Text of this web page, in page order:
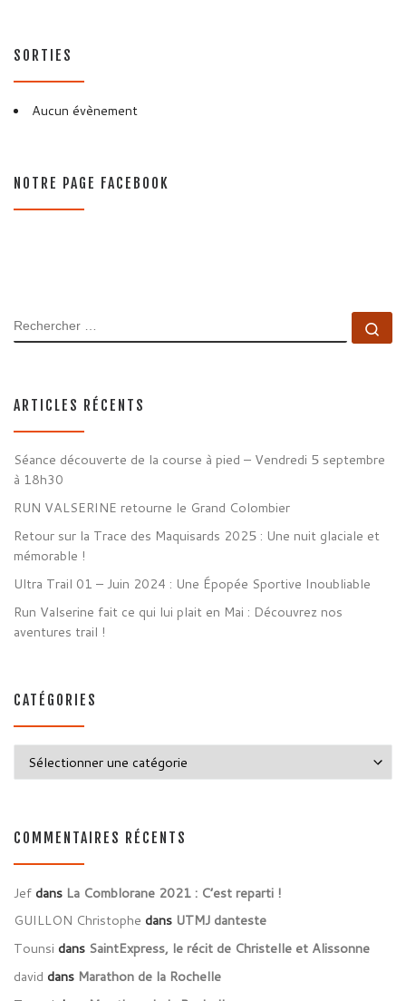
SORTIES
Aucun évènement
NOTRE PAGE FACEBOOK
RECHERCHER
ARTICLES RÉCENTS
Séance découverte de la course à pied – Vendredi 5 septembre
à 18h30
RUN VALSERINE retourne le Grand Colombier
Retour sur la Trace des Maquisards 2025 : Une nuit glaciale et
mémorable !
Ultra Trail 01 – Juin 2024 : Une Épopée Sportive Inoubliable
Run Valserine fait ce qui lui plait en Mai : Découvrez nos
aventures trail !
CATÉGORIES
COMMENTAIRES RÉCENTS
Jef dans La Comblorane 2021 : C’est reparti !
GUILLON Christophe dans UTMJ danteste
Tounsi dans SaintExpress, le récit de Christelle et Alissonne
david dans Marathon de la Rochelle